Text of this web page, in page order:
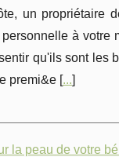
un propriétaire
à
qu'ils sont les
premi&e [...]
la peau de votre